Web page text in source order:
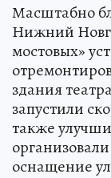
Масштабно
Нижний
мостовых»
здания
запустили
также
оснащение